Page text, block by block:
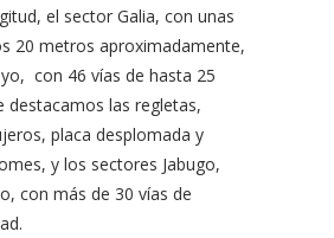
el sector Galia, con unas
20 metros aproximadamente,
con 46 vías de hasta 25
destacamos las regletas,
placa desplomada y
y los sectores Jabugo,
con más de 30 vías de